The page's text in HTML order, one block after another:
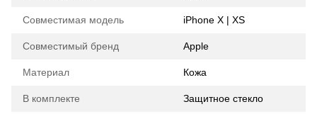
Совместимая модель iPhone X | XS
Совместимый бренд Apple
Материал Кожа
В комплекте Защитное стекло